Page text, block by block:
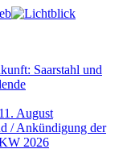
Saarstahl und
August
/ Ankündigung der
2026